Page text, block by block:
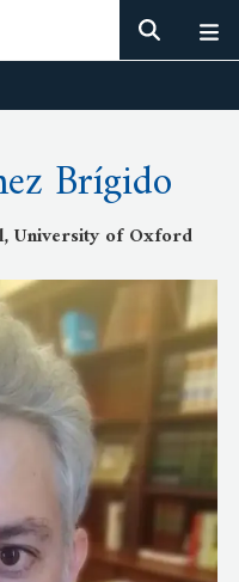
Brígido
University of Oxford